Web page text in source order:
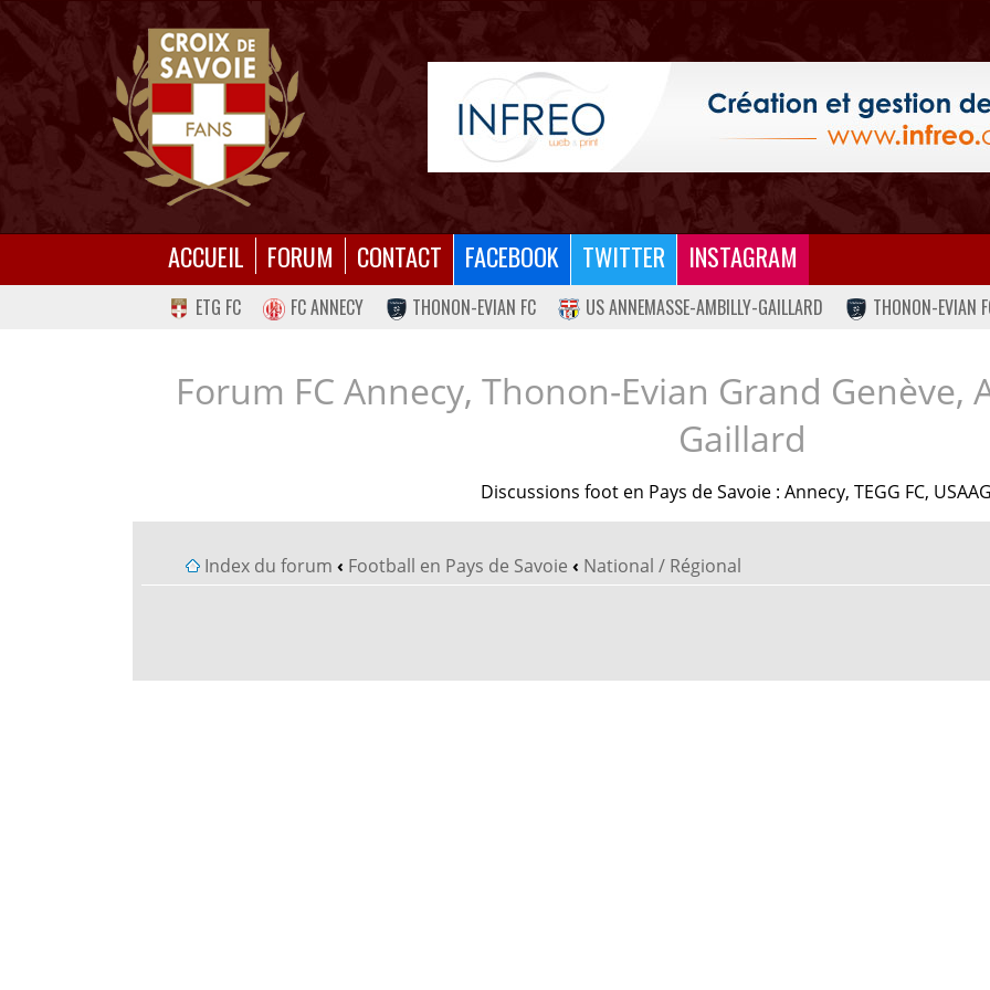
ACCUEIL FORUM CONTACT FACEBOOK TWITTER INSTAGRAM
ETG FC FC ANNECY THONON-EVIAN FC US ANNEMASSE-AMBILLY-GAILLARD THONON-EVIAN
Forum FC Annecy, Thonon-Evian Grand Genève,
Gaillard
Discussions foot en Pays de Savoie : Annecy, TEGG FC,
Index du forum ‹ Football en Pays de Savoie ‹ National / Régional